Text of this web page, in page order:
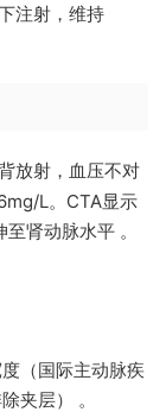
注射，维持
放射，血压不对
L。CTA显示
肾动脉水平 。
（国际主动脉疾
夹层） 。